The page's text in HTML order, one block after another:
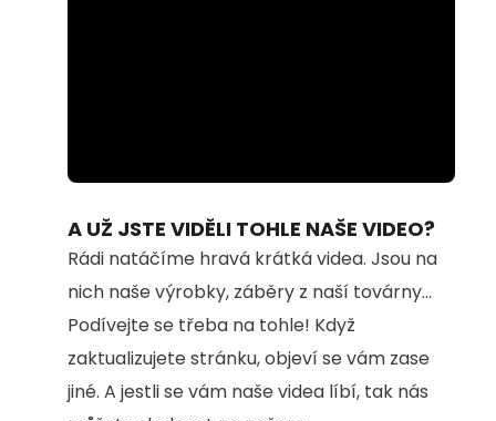
74.69%
A UŽ JSTE VIDĚLI TOHLE NAŠE VIDEO?
Rádi natáčíme hravá krátká videa. Jsou na
nich naše výrobky, záběry z naší továrny...
Podívejte se třeba na tohle! Když
zaktualizujete stránku, objeví se vám zase
jiné. A jestli se vám naše videa líbí, tak nás